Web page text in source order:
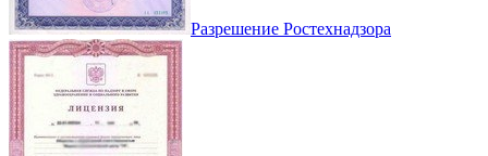
Разрешение Ростехнадзора